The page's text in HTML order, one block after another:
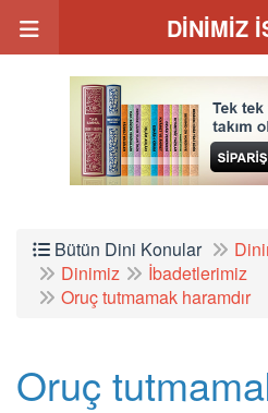
DİNİMİZ
Bütün Dini Konular
Dinimiz
İbadetlerimiz
Oruç tutmamak haramdır
Oruç